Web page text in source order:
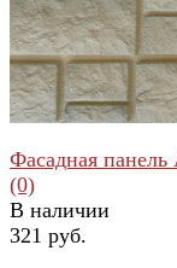
Фасадная
(0)
В наличии
321 руб.